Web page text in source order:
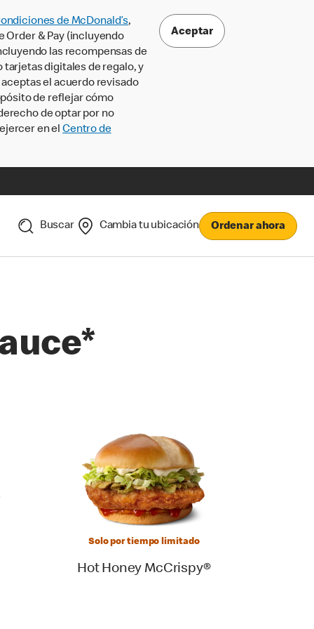
de McDonald’s,
Order & Pay (incluyendo
las recompensas de
tarjetas digitales de regalo, y
el acuerdo revisado
de reflejar cómo
de optar por no
en el Centro de
Aceptar
Buscar Cambia tu ubicación Ordenar ahora
Solo por tiempo limitado
Hot Honey McCrispy®